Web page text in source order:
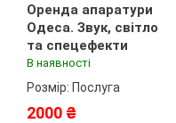
Оренда апаратури
Одеса. Звук, світло
та спецефекти
В наявності
Розмір: Послуга
2000 ₴